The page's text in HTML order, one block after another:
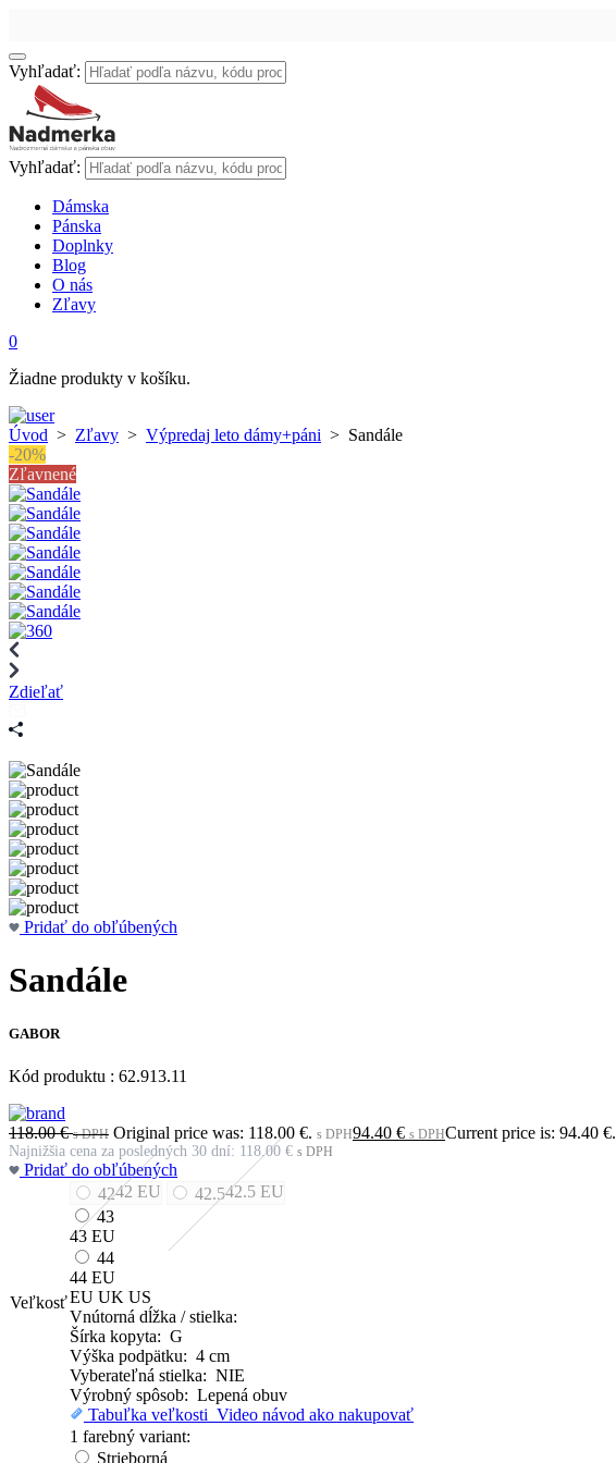
Vyhľadať:
Vyhľadať:
Dámska
Pánska
Doplnky
Blog
O nás
Zľavy
0
Žiadne produkty v košíku.
Úvod > Zľavy > Výpredaj leto dámy+páni > Sandále
-20%
Zľavnené
Zdieľať
Pridať do obľúbených
Sandále
GABOR
Kód produktu : 62.913.11
118.00€s DPH Original price was: 118.00 €. s DPH94.40 € s DPHCurrent price is: 94.40 €.
Najnižšia cena za posledných 30 dní: 118.00 € s DPH
Pridať do obľúbených
Veľkosť
4242 EU 42.542.5 EU
43
43 EU
44
44 EU
EU UK US
Vnútorná dĺžka / stielka:
Šírka kopyta: G
Výška podpätku: 4 cm
Vyberateľná stielka: NIE
Výrobný spôsob: Lepená obuv
Tabuľka veľkosti Video návod ako nakupovať
1 farebný variant:
Strieborná